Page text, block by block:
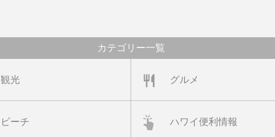
カテゴリー一覧
観光 グルメ
ビーチ ハワイ便利情報